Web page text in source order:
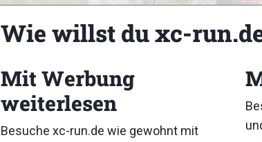
32
Wie willst du xc-
Mit Werbung
weiterlesen
Besuche xc-run.de wie gewohnt mit